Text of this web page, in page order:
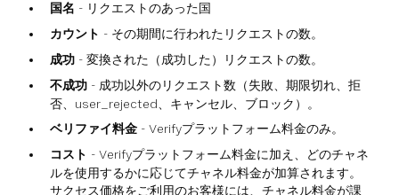
国名 - リクエストのあった国
カウント - その期間に行われたリクエストの数。
成功 - 変換された（成功した）リクエストの数。
不成功 - 成功以外のリクエスト数（失敗、期限切れ、拒
否、user_rejected、キャンセル、ブロック）。
ベリファイ料金 - Verifyプラットフォーム料金のみ。
コスト - Verifyプラットフォーム料金に加え、どのチャネ
ルを使用するかに応じてチャネル料金が加算されます。
サクセス価格をご利用のお客様には、チャネル料金が課